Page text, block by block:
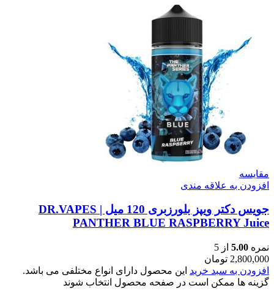
مقایسه
افزودن به علاقه مندی
جویس دکتر ویپز بلورزبری 120 میل | DR.VAPES
PANTHER BLUE RASPBERRY Juice
نمره 5.00 از 5
2,800,000 تومان
افزودن به سبد خرید این محصول دارای انواع مختلفی می باشد.
گزینه ها ممکن است در صفحه محصول انتخاب شوند